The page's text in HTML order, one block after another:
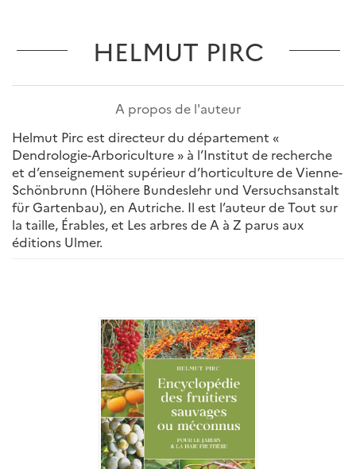
HELMUT PIRC
A propos de l'auteur
Helmut Pirc est directeur du département «
Dendrologie-Arboriculture » à l’Institut de recherche
et d’enseignement supérieur d’horticulture de Vienne-
Schönbrunn (Höhere Bundeslehr und Versuchsanstalt
für Gartenbau), en Autriche. Il est l’auteur de Tout sur
la taille, Érables, et Les arbres de A à Z parus aux
éditions Ulmer.